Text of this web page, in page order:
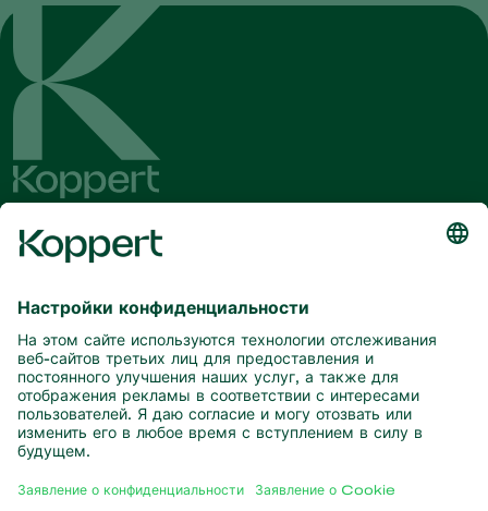
и актуальной информации
Подписаться здесь
Партнерство с природой
О компании Koppert